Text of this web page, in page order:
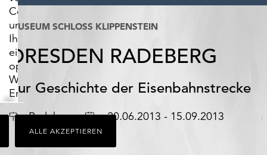
Cookies,
um
Ihnen
ein
optimales
Webseiten-
Erlebnis
zu
bieten.
Dazu
zählen
ALLE AKZEPTIEREN
MUSEUM SCHLOSS KLIPPENSTEIN
DRESDEN RADEBERG
Zur Geschichte der Eisenbahnstrecke
Ort Radeberg Datum20.06.2013 - 15.09.2013